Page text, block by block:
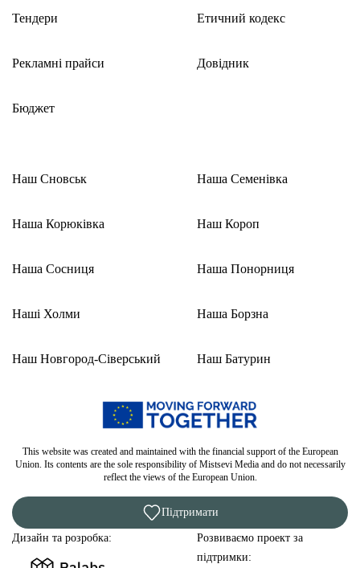
Тендери
Рекламні прайси
Бюджет
Етичний кодекс
Довідник
Наш Сновськ
Наша Корюківка
Наша Сосниця
Наші Холми
Наш Новгород-Сіверський
Наша Семенівка
Наш Короп
Наша Понорниця
Наша Борзна
Наш Батурин
This website was created and maintained with the financial support of the European
Union. Its contents are the sole responsibility of Mistsevi Media and do not necessarily
reflect the views of the European Union.
Підтримати
Дизайн та розробка:
Розвиваємо проект за
підтримки: